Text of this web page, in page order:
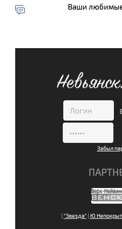
Ваши
Забыл
| "Звезда"|